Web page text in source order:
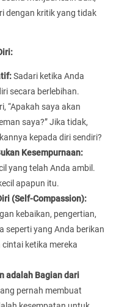
dengan kritik yang tidak
Sadari ketika Anda
secara berlebihan.
“Apakah saya akan
saya?” Jika tidak,
kepada diri sendiri?
Kesempurnaan:
yang telah Anda ambil.
apapun itu.
(Self-Compassion):
kebaikan, pengertian,
seperti yang Anda berikan
ketika mereka
adalah Bagian dari
pernah membuat